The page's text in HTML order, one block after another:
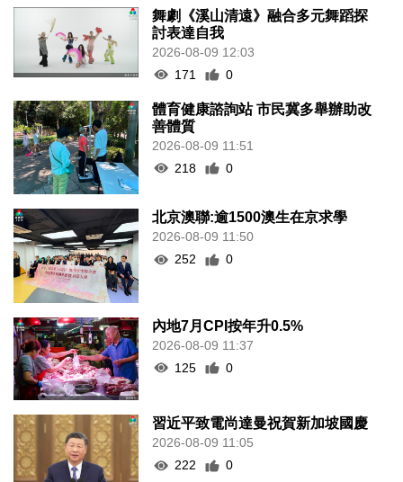
舞劇《溪山清遠》融合多元舞蹈探
討表達自我
2026-08-09 12:03
171
0
體育健康諮詢站 市民冀多舉辦助改
善體質
2026-08-09 11:51
218
0
北京澳聯:逾1500澳生在京求學
2026-08-09 11:50
252
0
內地7月CPI按年升0.5%
2026-08-09 11:37
125
0
習近平致電尚達曼祝賀新加坡國慶
2026-08-09 11:05
222
0